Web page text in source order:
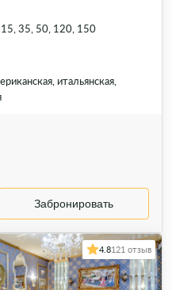
15, 35, 50, 120, 150
итальянская,
Забронировать
4.8121 отзыв